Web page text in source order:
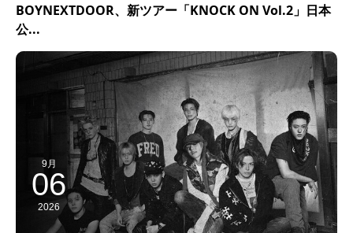
BOYNEXTDOOR、新ツアー「KNOCK ON Vol.2」日本
公...
9月
06
2026